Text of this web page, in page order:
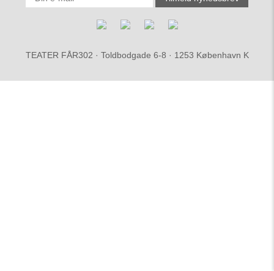
TEATER FÅR302 · Toldbodgade 6-8 · 1253 København K